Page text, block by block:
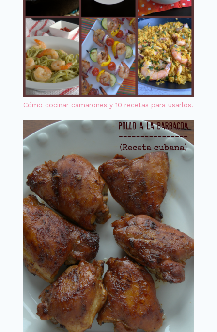
Cómo cocinar camarones y 10 recetas para usarlos.